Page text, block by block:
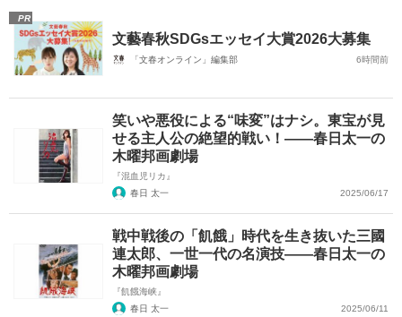
PR
文藝春秋SDGsエッセイ大賞2026大募集
「文春オンライン」編集部 6時間前
笑いや悪役による“味変”はナシ。東宝が見
せる主人公の絶望的戦い！――春日太一の
木曜邦画劇場
『混血児リカ』
春日 太一
2025/06/17
戦中戦後の「飢餓」時代を生き抜いた三國
連太郎、一世一代の名演技――春日太一の
木曜邦画劇場
『飢餓海峡』
春日 太一
2025/06/11